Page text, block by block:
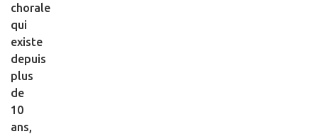
chorale
qui
existe
depuis
plus
de
10
ans,